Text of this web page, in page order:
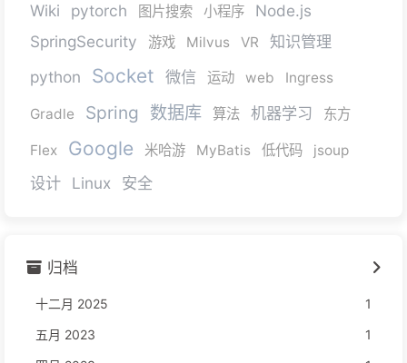
Wiki pytorch 图片搜索 小程序
Node.js
SpringSecurity
游戏 Milvus VR
知识管理
python
Socket 微信 运动 web Ingress
Gradle Spring 数据库 算法 机器学习 东方
Flex Google 米哈游 MyBatis 低代码 jsoup
设计 Linux 安全
归档
十二月 2025
1
五月 2023
1